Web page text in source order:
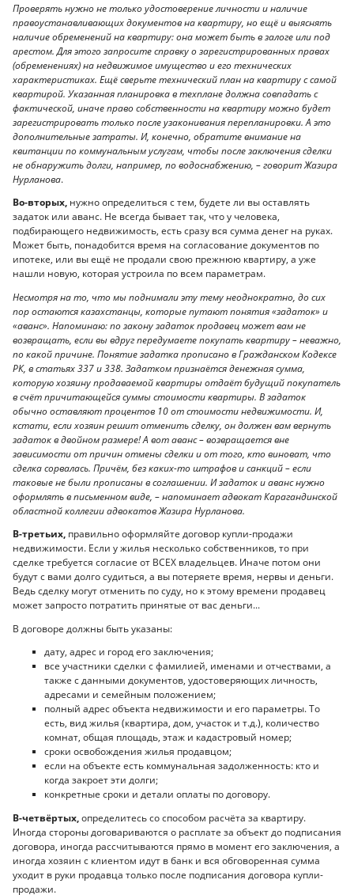
Проверять нужно не только удостоверение личности и наличие
правоустанавливающих документов на квартиру, но ещё и выяснять
наличие обременений на квартиру: она может быть в залоге или под
арестом. Для этого запросите справку о зарегистрированных правах
(обременениях) на недвижимое имущество и его технических
характеристиках. Ещё сверьте технический план на квартиру с самой
квартирой. Указанная планировка в техплане должна совпадать с
фактической, иначе право собственности на квартиру можно будет
зарегистрировать только после узаконивания перепланировки. А это
дополнительные затраты. И, конечно, обратите внимание на
квитанции по коммунальным услугам, чтобы после заключения сделки
не обнаружить долги, например, по водоснабжению, – говорит Жазира
Нурланова.
Во-вторых, нужно определиться с тем, будете ли вы оставлять
задаток или аванс. Не всегда бывает так, что у человека,
подбирающего недвижимость, есть сразу вся сумма денег на руках.
Может быть, понадобится время на согласование документов по
ипотеке, или вы ещё не продали свою прежнюю квартиру, а уже
нашли новую, которая устроила по всем параметрам.
Несмотря на то, что мы поднимали эту тему неоднократно, до сих
пор остаются казахстанцы, которые путают понятия «задаток» и
«аванс». Напоминаю: по закону задаток продавец может вам не
возвращать, если вы вдруг передумаете покупать квартиру – неважно,
по какой причине. Понятие задатка прописано в Гражданском Кодексе
РК, в статьях 337 и 338. Задатком признаётся денежная сумма,
которую хозяину продаваемой квартиры отдаёт будущий покупатель
в счёт причитающейся суммы стоимости квартиры. В задаток
обычно оставляют процентов 10 от стоимости недвижимости. И,
кстати, если хозяин решит отменить сделку, он должен вам вернуть
задаток в двойном размере! А вот аванс – возвращается вне
зависимости от причин отмены сделки и от того, кто виноват, что
сделка сорвалась. Причём, без каких-то штрафов и санкций – если
таковые не были прописаны в соглашении. И задаток и аванс нужно
оформлять в письменном виде, – напоминает адвокат Карагандинской
областной коллегии адвокатов Жазира Нурланова.
В-третьих, правильно оформляйте договор купли-продажи
недвижимости. Если у жилья несколько собственников, то при
сделке требуется согласие от ВСЕХ владельцев. Иначе потом они
будут с вами долго судиться, а вы потеряете время, нервы и деньги.
Ведь сделку могут отменить по суду, но к этому времени продавец
может запросто потратить принятые от вас деньги...
В договоре должны быть указаны:
дату, адрес и город его заключения;
все участники сделки с фамилией, именами и отчествами, а
также с данными документов, удостоверяющих личность,
адресами и семейным положением;
полный адрес объекта недвижимости и его параметры. То
есть, вид жилья (квартира, дом, участок и т.д.), количество
комнат, общая площадь, этаж и кадастровый номер;
сроки освобождения жилья продавцом;
если на объекте есть коммунальная задолженность: кто и
когда закроет эти долги;
конкретные сроки и детали оплаты по договору.
В-четвёртых,определитесь со способом расчёта за квартиру.
Иногда стороны договариваются о расплате за объект до подписания
договора, иногда рассчитываются прямо в момент его заключения, а
иногда хозяин с клиентом идут в банк и вся обговоренная сумма
уходит в руки продавца только после подписания договора купли-
продажи.